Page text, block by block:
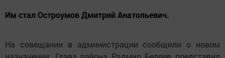
Им стал Остроумов Дмитрий Анатольевич.
На совещании в администрации сообщили о новом